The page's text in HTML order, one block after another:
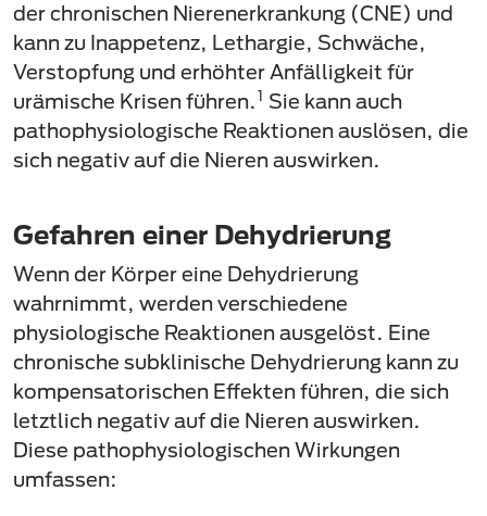
der chronischen Nierenerkrankung (CNE) und
kann zu Inappetenz, Lethargie, Schwäche,
Verstopfung und erhöhter Anfälligkeit für
urämische Krisen führen.1 Sie kann auch
pathophysiologische Reaktionen auslösen, die
sich negativ auf die Nieren auswirken.
Gefahren einer Dehydrierung
Wenn der Körper eine Dehydrierung
wahrnimmt, werden verschiedene
physiologische Reaktionen ausgelöst. Eine
chronische subklinische Dehydrierung kann zu
kompensatorischen Effekten führen, die sich
letztlich negativ auf die Nieren auswirken.
Diese pathophysiologischen Wirkungen
umfassen: